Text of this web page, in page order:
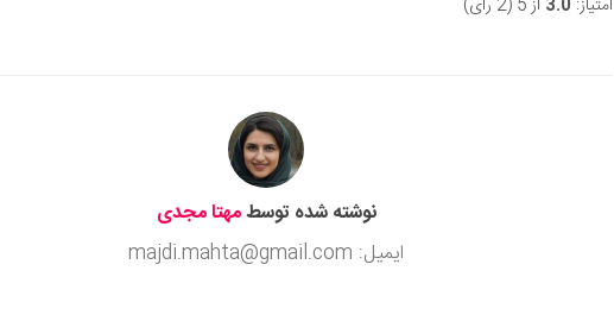
امتیاز: 3.0 از 5 (2 رای)
نوشته شده توسطمهتا مجدی
ایمیل: majdi.mahta@gmail.com